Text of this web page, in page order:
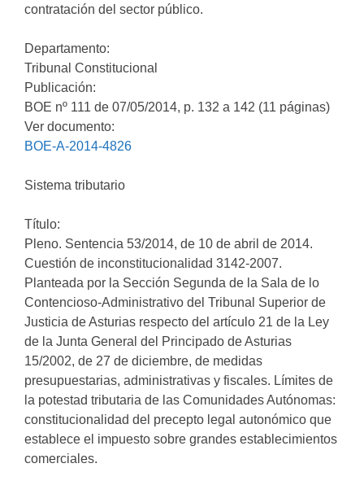
contratación del sector público.
Departamento:
Tribunal Constitucional
Publicación:
BOE nº 111 de 07/05/2014, p. 132 a 142 (11 páginas)
Ver documento:
BOE-A-2014-4826
Sistema tributario
Título:
Pleno. Sentencia 53/2014, de 10 de abril de 2014.
Cuestión de inconstitucionalidad 3142-2007.
Planteada por la Sección Segunda de la Sala de lo
Contencioso-Administrativo del Tribunal Superior de
Justicia de Asturias respecto del artículo 21 de la Ley
de la Junta General del Principado de Asturias
15/2002, de 27 de diciembre, de medidas
presupuestarias, administrativas y fiscales. Límites de
la potestad tributaria de las Comunidades Autónomas:
constitucionalidad del precepto legal autonómico que
establece el impuesto sobre grandes establecimientos
comerciales.